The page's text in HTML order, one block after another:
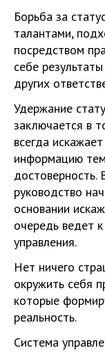
Борьба за
талантами,
посредством
себе
других
Удержание
заключается в
всегда
информацию
достоверность.
руководство
основании
очередь ведет
управления.
Нет ничего
окружить себя
которые
реальность.
Система